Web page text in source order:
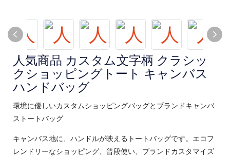
人気商品 カスタム文字柄 クラシッ
クショッピングトート キャンバス
ハンドバッグ
環境に優しいカスタムショッピングバッグとブランドキャンバ
ストートバッグ
キャンバス地に、ハンドルが映えるトートバッグです。エコフ
レンドリーなショッピング、普段使い、ブランドカスタマイズ